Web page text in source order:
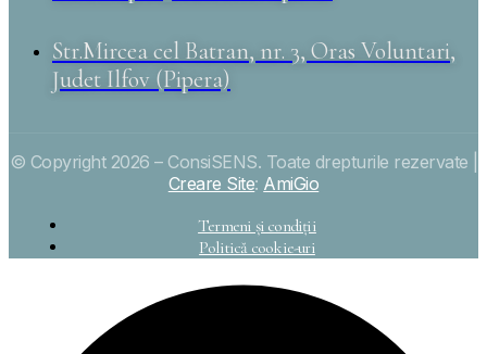
Str.Mircea cel Batran, nr. 3, Oras Voluntari,
Judet Ilfov (Pipera)
© Copyright 2026 – ConsiSENS. Toate drepturile rezervate |
Creare Site: AmiGio
Termeni și condiții
Politică cookie-uri